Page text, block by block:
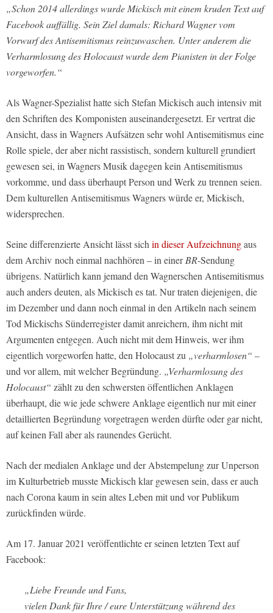
„Schon 2014 allerdings wurde Mickisch mit einem kruden Text auf
Facebook auffällig. Sein Ziel damals: Richard Wagner vom
Vorwurf des Antisemitismus reinzuwaschen. Unter anderem die
Verharmlosung des Holocaust wurde dem Pianisten in der Folge
vorgeworfen.“
Als Wagner-Spezialist hatte sich Stefan Mickisch auch intensiv mit
den Schriften des Komponisten auseinandergesetzt. Er vertrat die
Ansicht, dass in Wagners Aufsätzen sehr wohl Antisemitismus eine
Rolle spiele, der aber nicht rassistisch, sondern kulturell grundiert
gewesen sei, in Wagners Musik dagegen kein Antisemitismus
vorkomme, und dass überhaupt Person und Werk zu trennen seien.
Dem kulturellen Antisemitismus Wagners würde er, Mickisch,
widersprechen.
Seine differenzierte Ansicht lässt sichin dieser Aufzeichnungaus
dem Archiv noch einmal nachhören – in einerBR-Sendung
übrigens. Natürlich kann jemand den Wagnerschen Antisemitismus
auch anders deuten, als Mickisch es tat. Nur traten diejenigen, die
im Dezember und dann noch einmal in den Artikeln nach seinem
Tod Mickischs Sünderregister damit anreichern, ihm nicht mit
Argumenten entgegen. Auch nicht mit dem Hinweis, wer ihm
eigentlich vorgeworfen hatte, den Holocaust zu „verharmlosen“ –
und vor allem, mit welcher Begründung. „Verharmlosung des
Holocaust“ zählt zu den schwersten öffentlichen Anklagen
überhaupt, die wie jede schwere Anklage eigentlich nur mit einer
detaillierten Begründung vorgetragen werden dürfte oder gar nicht,
auf keinen Fall aber als raunendes Gerücht.
Nach der medialen Anklage und der Abstempelung zur Unperson
im Kulturbetrieb musste Mickisch klar gewesen sein, dass er auch
nach Corona kaum in sein altes Leben mit und vor Publikum
zurückfinden würde.
Am 17. Januar 2021 veröffentlichte er seinen letzten Text auf
Facebook:
„Liebe Freunde und Fans,
vielen Dank für Ihre / eure Unterstützung während des